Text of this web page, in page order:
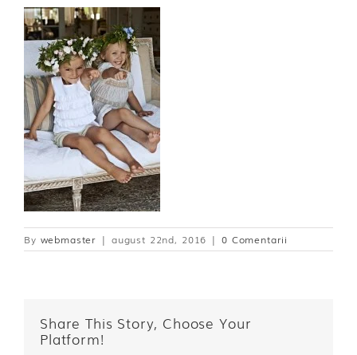
By webmaster | august 22nd, 2016 | 0 Comentarii
Share This Story, Choose Your
Platform!